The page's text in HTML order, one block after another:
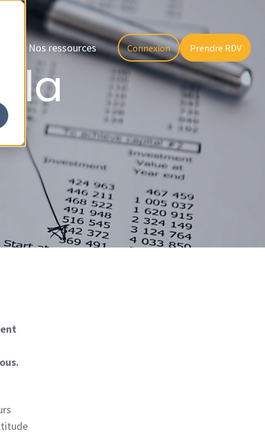
Nos ressources Connexion Prendre RDV
la